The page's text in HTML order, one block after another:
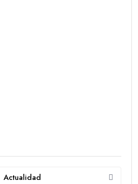
Actualidad